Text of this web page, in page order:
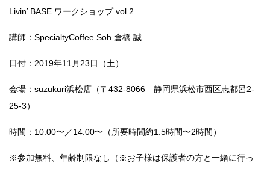
Livin’ BASE ワークショップ vol.2
講師：SpecialtyCoffee Soh 倉橋 誠
日付：2019年11月23日（土）
会場：suzukuri浜松店（〒432-8066 静岡県浜松市西区志都呂2-
25-3）
時間：10:00〜／14:00〜（所要時間約1.5時間〜2時間）
※参加無料、年齢制限なし（※お子様は保護者の方と一緒に行っ